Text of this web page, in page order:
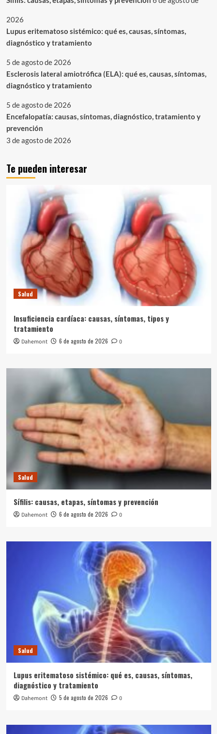
2026
Lupus eritematoso sistémico: qué es, causas, síntomas,
diagnóstico y tratamiento
5 de agosto de 2026
Esclerosis lateral amiotrófica (ELA): qué es, causas, síntomas,
diagnóstico y tratamiento
5 de agosto de 2026
Encefalopatía: causas, síntomas, diagnóstico, tratamiento y
prevención
3 de agosto de 2026
Te pueden interesar
Salud
Insuficiencia cardíaca: causas, síntomas, tipos y
tratamiento
Dahemont 6 de agosto de 2026 0
Salud
Sífilis: causas, etapas, síntomas y prevención
Dahemont 6 de agosto de 2026 0
Salud
Lupus eritematoso sistémico: qué es, causas, síntomas,
diagnóstico y tratamiento
Dahemont 5 de agosto de 2026 0